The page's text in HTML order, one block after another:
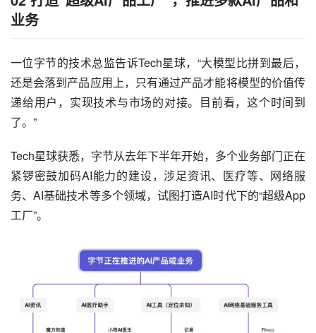
业务
一位字节的技术总监告诉Tech星球，“大模型比拼到最后，
还是会落到产品应用上，只有通过产品才能将模型的价值传
递给用户，实现技术与市场的对接。目前看，这个时间到
了。”
Tech星球获悉，字节从去年下半年开始，多个业务部门正在
紧锣密鼓加码AI能力的建设，涉足资讯、医疗等、网络服
务、AI基础技术等多个领域，试图打造AI时代下的“超级App
工厂”。